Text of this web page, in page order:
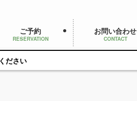
ご予約
RESERVATION
お問い合わせ
CONTACT
ださい